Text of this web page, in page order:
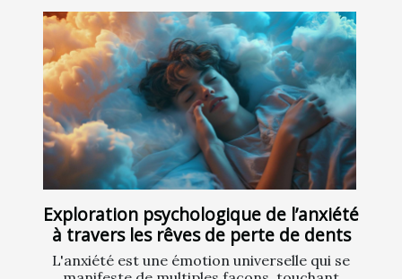
Exploration psychologique de l’anxiété
à travers les rêves de perte de dents
L'anxiété est une émotion universelle qui se